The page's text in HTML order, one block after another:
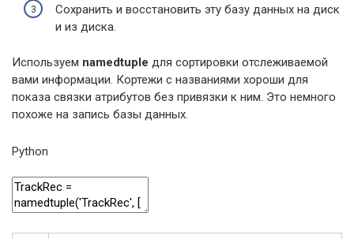
Сохранить и восстановить эту базу данных на диск
и из диска.
Используем namedtuple для сортировки отслеживаемой
вами информации. Кортежи с названиями хороши для
показа связки атрибутов без привязки к ним. Это немного
похоже на запись базы данных.
Python